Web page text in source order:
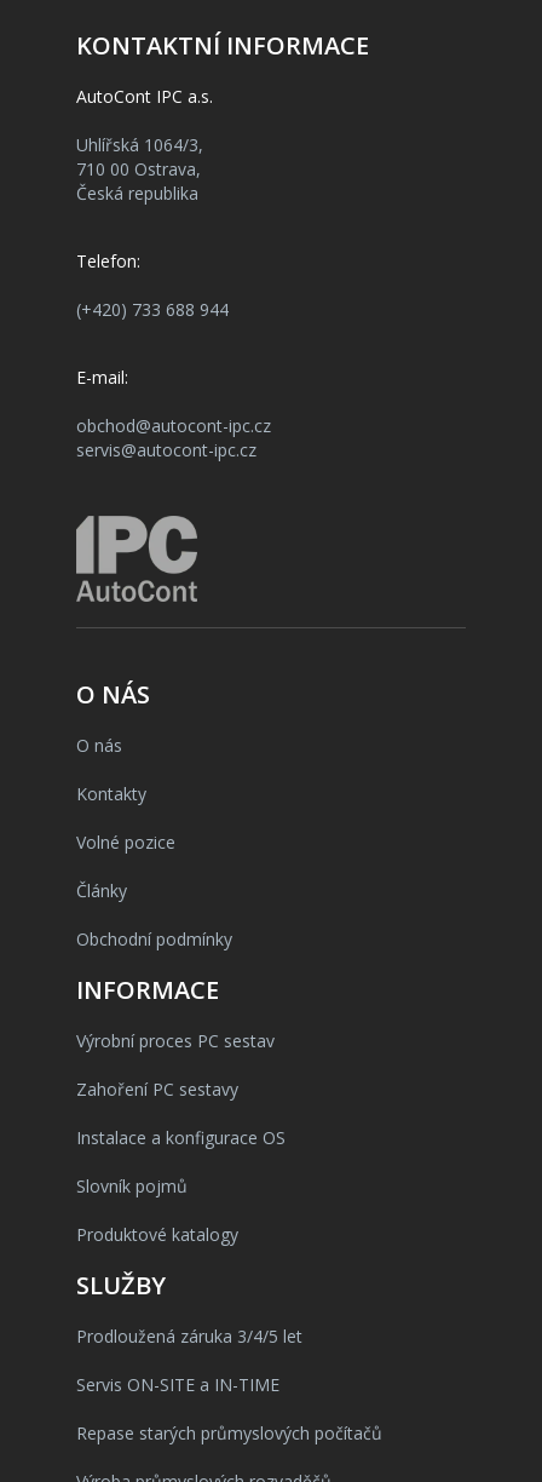
KONTAKTNÍ INFORMACE
AutoCont IPC a.s.
Uhlířská 1064/3,
710 00 Ostrava,
Česká republika
Telefon:
(+420) 733 688 944
E-mail:
obchod@autocont-ipc.cz
servis@autocont-ipc.cz
O NÁS
O nás
Kontakty
Volné pozice
Články
Obchodní podmínky
INFORMACE
Výrobní proces PC sestav
Zahoření PC sestavy
Instalace a konfigurace OS
Slovník pojmů
Produktové katalogy
SLUŽBY
Prodloužená záruka 3/4/5 let
Servis ON-SITE a IN-TIME
Repase starých průmyslových počítačů